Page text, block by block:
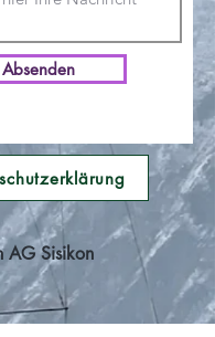
Absenden
AG Sisikon